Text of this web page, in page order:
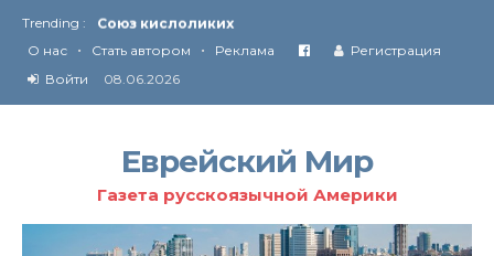
Trending :
Соглашение США с Ираном
Технология Революции в Иране
О нас • Стать автором • Реклама
Регистрация
Войти
08.06.2026
Еврейский Мир
Газета русскоязычной Америки